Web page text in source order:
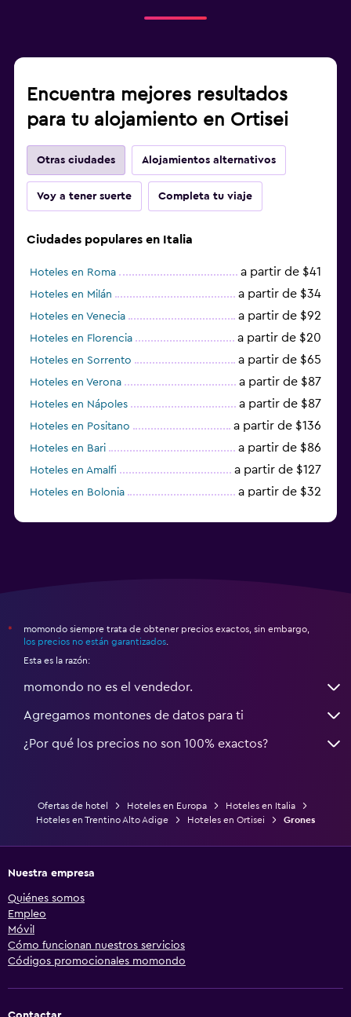
Encuentra mejores resultados
para tu alojamiento en Ortisei
Otras ciudades Alojamientos alternativos
Voy a tener suerte Completa tu viaje
Ciudades populares en Italia
Hoteles en Roma a partir de $41
Hoteles en Milán a partir de $34
Hoteles en Venecia a partir de $92
Hoteles en Florencia a partir de $20
Hoteles en Sorrento a partir de $65
Hoteles en Verona a partir de $87
Hoteles en Nápoles a partir de $87
Hoteles en Positano a partir de $136
Hoteles en Bari a partir de $86
Hoteles en Amalfi a partir de $127
Hoteles en Bolonia a partir de $32
*
momondo siempre trata de obtener precios exactos, sin embargo,
los precios no están garantizados
Esta es la razón:
momondo no es el vendedor.
Agregamos montones de datos para ti
¿Por qué los precios no son 100% exactos?
Ofertas de hotel Hoteles en Europa
Hoteles en Italia
Hoteles en Trentino Alto Adige
Hoteles en Ortisei Grones
Nuestra empresa
Quiénes somos
Empleo
Móvil
Cómo funcionan nuestros servicios
Códigos promocionales momondo